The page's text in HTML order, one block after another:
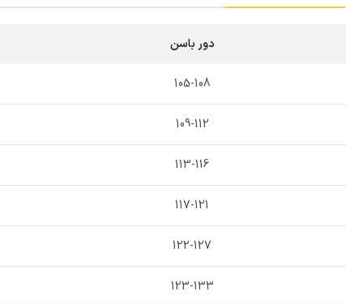
دور باسن
105-108
109-112
113-116
117-121
122-127
123-133